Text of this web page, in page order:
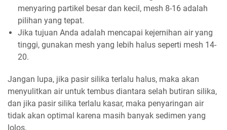
menyaring partikel besar dan kecil, mesh 8-16 adalah
pilihan yang tepat.
Jika tujuan Anda adalah mencapai kejernihan air yang
tinggi, gunakan mesh yang lebih halus seperti mesh 14-
20.
Jangan lupa, jika pasir silika terlalu halus, maka akan
menyulitkan air untuk tembus diantara selah butiran silika,
dan jika pasir silika terlalu kasar, maka penyaringan air
tidak akan optimal karena masih banyak sedimen yang
lolos.